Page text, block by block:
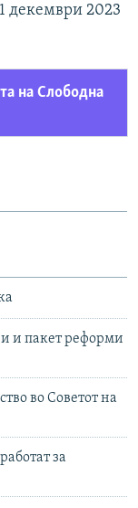
декември 2023
на Слободна
и пакет реформи
во Советот на
за